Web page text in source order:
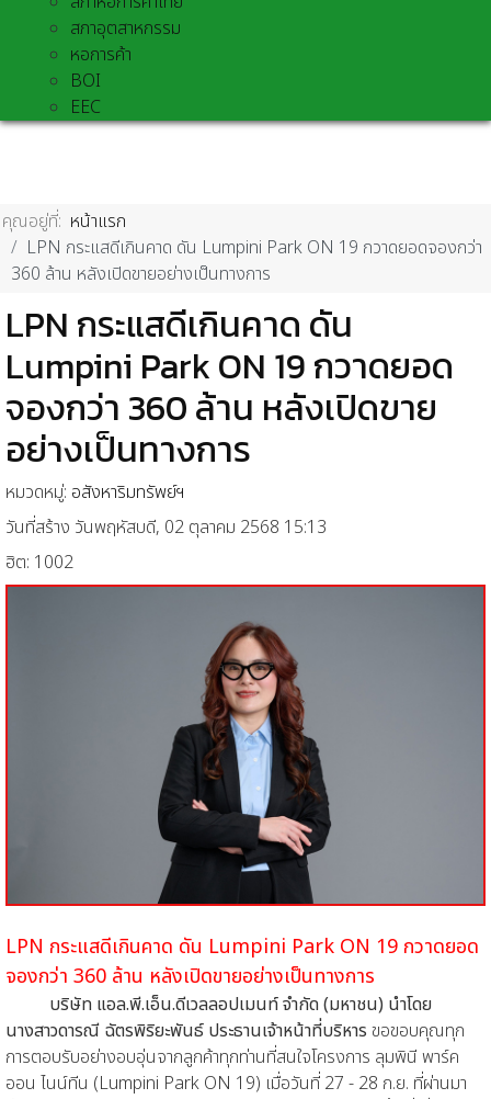
สภาอุตสาหกรรม
หอการค้า
BOI
EEC
คุณอยู่ที่: หน้าแรก
LPN กระแสดีเกินคาด ดัน Lumpini Park ON 19 กวาดยอดจองกว่า
360 ล้าน หลังเปิดขายอย่างเป็นทางการ
LPN กระแสดีเกินคาด ดัน
Lumpini Park ON 19 กวาดยอด
จองกว่า 360 ล้าน หลังเปิดขาย
อย่างเป็นทางการ
หมวดหมู่: อสังหาริมทรัพย์ฯ
วันที่สร้าง วันพฤหัสบดี, 02 ตุลาคม 2568 15:13
ฮิต: 1002
LPN กระแสดีเกินคาด ดัน Lumpini Park ON 19 กวาดยอด
จองกว่า 360 ล้าน หลังเปิดขายอย่างเป็นทางการ
บริษัท แอล.พี.เอ็น.ดีเวลลอปเมนท์ จำกัด (มหาชน) นำโดย
นางสาวดารณี ฉัตรพิริยะพันธ์ ประธานเจ้าหน้าที่บริหาร ขอขอบคุณทุก
การตอบรับอย่างอบอุ่นจากลูกค้าทุกท่านที่สนใจโครงการ ลุมพินี พาร์ค
ออน ไนน์ทีน (Lumpini Park ON 19) เมื่อวันที่ 27 - 28 ก.ย. ที่ผ่านมา